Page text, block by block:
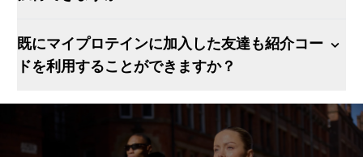
既にマイプロテインに加入した友達も紹介コー
ドを利用することができますか？